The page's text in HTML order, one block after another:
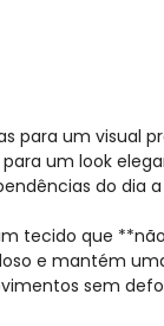
para um visual
um look
do dia
tecido que
e mantém
sem